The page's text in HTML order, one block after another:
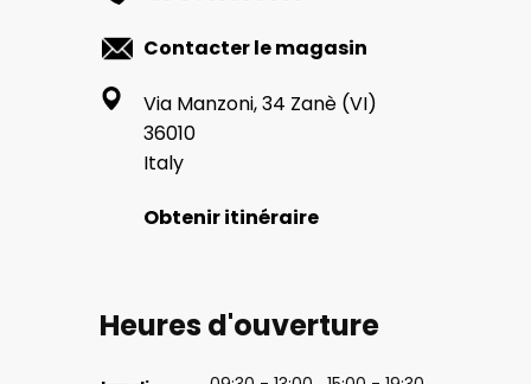
Contacter le magasin
Via Manzoni, 34 Zanè (VI)
36010
Italy
Obtenir itinéraire
Heures d'ouverture